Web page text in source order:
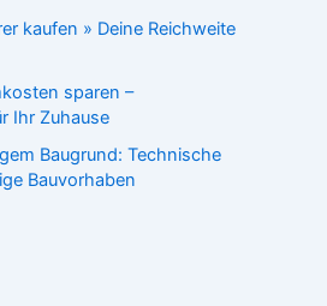
kaufen » Deine Reichweite
sparen –
Ihr Zuhause
Baugrund: Technische
Bauvorhaben